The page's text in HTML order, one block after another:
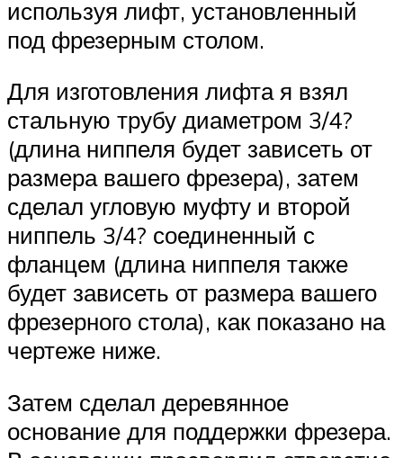
используя лифт, установленный
под фрезерным столом.
Для изготовления лифта я взял
стальную трубу диаметром 3/4?
(длина ниппеля будет зависеть от
размера вашего фрезера), затем
сделал угловую муфту и второй
ниппель 3/4? соединенный с
фланцем (длина ниппеля также
будет зависеть от размера вашего
фрезерного стола), как показано на
чертеже ниже.
Затем сделал деревянное
основание для поддержки фрезера.